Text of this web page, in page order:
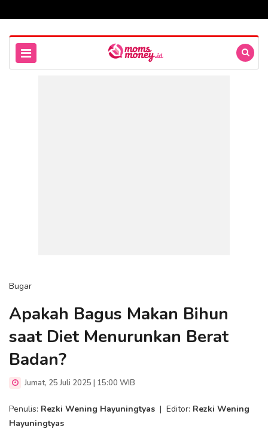
Bugar
Apakah Bagus Makan Bihun
saat Diet Menurunkan Berat
Badan?
Jumat, 25 Juli 2025 | 15:00 WIB
Penulis: Rezki Wening Hayuningtyas | Editor: Rezki Wening
Hayuningtyas